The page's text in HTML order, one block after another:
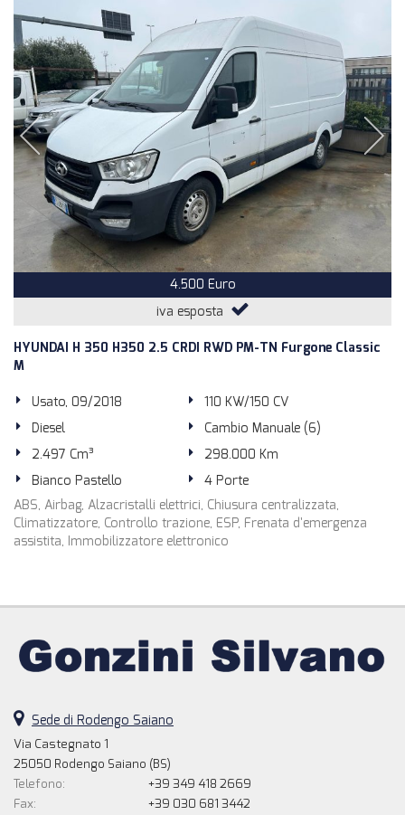
4.500 Euro
iva esposta
HYUNDAI H 350 H350 2.5 CRDI RWD PM-TN Furgone Classic
M
Usato, 09/2018
110 KW/150 CV
Diesel
Cambio Manuale (6)
2.497 Cm³
298.000 Km
Bianco Pastello
4 Porte
ABS, Airbag, Alzacristalli elettrici, Chiusura centralizzata,
Climatizzatore, Controllo trazione, ESP, Frenata d'emergenza
assistita, Immobilizzatore elettronico
Sede di Rodengo Saiano
Via Castegnato 1
25050 Rodengo Saiano (BS)
Telefono:
+39 349 418 2669
Fax:
+39 030 681 3442